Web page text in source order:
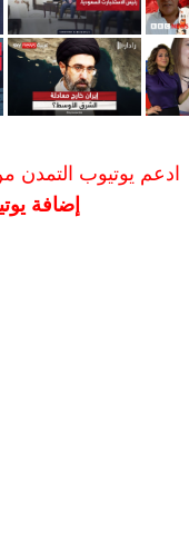
ادعم يوتيوب التمدن
إضافة